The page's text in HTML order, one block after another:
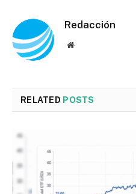
Redacción
Website
RELATED POSTS